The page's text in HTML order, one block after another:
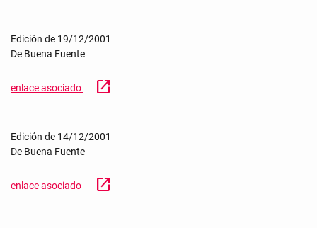
Edición de 19/12/2001
De Buena Fuente
enlace asociado open_in_new
Edición de 14/12/2001
De Buena Fuente
enlace asociado open_in_new